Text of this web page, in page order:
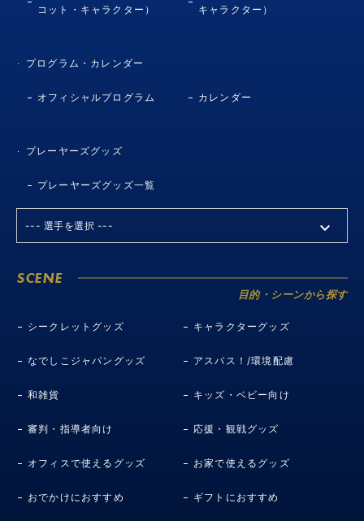
コット・キャラクター）
キャラクター）
プログラム・カレンダー
オフィシャルプログラム カレンダー
プレーヤーズグッズ
プレーヤーズグッズ一覧
SCENE
目的・シーンから探す
シークレットグッズ キャラクターグッズ
なでしこジャパングッズ アスパス！/環境配慮
和雑貨 キッズ・ベビー向け
審判・指導者向け 応援・観戦グッズ
オフィスで使えるグッズ お家で使えるグッズ
おでかけにおすすめ ギフトにおすすめ